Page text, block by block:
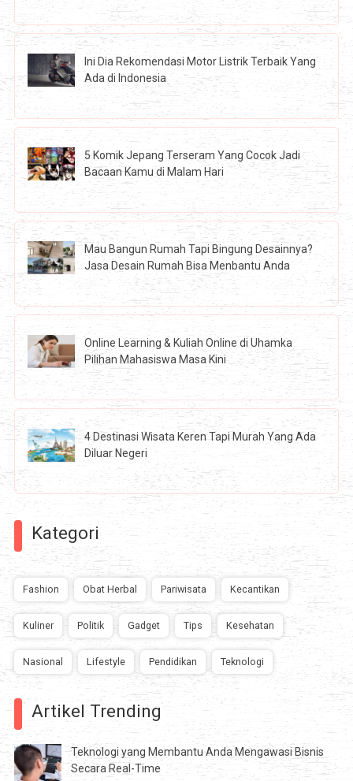
Ini Dia Rekomendasi Motor Listrik Terbaik Yang
Ada di Indonesia
5 Komik Jepang Terseram Yang Cocok Jadi
Bacaan Kamu di Malam Hari
Mau Bangun Rumah Tapi Bingung Desainnya?
Jasa Desain Rumah Bisa Menbantu Anda
Online Learning & Kuliah Online di Uhamka
Pilihan Mahasiswa Masa Kini
4 Destinasi Wisata Keren Tapi Murah Yang Ada
Diluar Negeri
Kategori
Fashion Obat Herbal Pariwisata Kecantikan
Kuliner Politik Gadget Tips Kesehatan
Nasional Lifestyle Pendidikan Teknologi
Artikel Trending
Teknologi yang Membantu Anda Mengawasi Bisnis
Secara Real-Time